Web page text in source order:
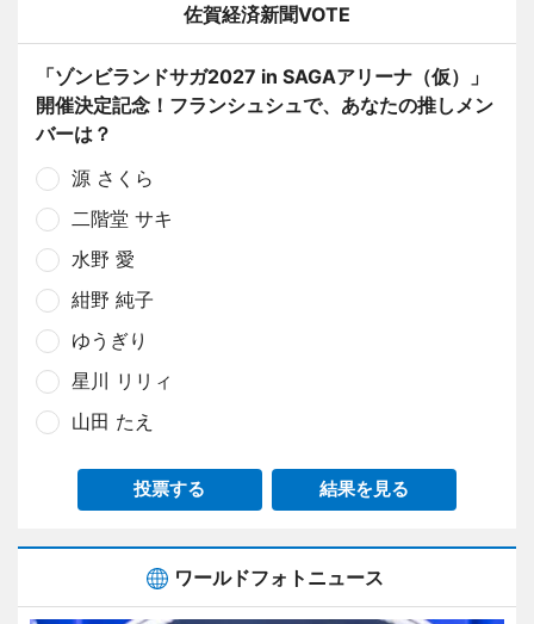
佐賀経済新聞VOTE
「ゾンビランドサガ2027 in SAGAアリーナ（仮）」
開催決定記念！フランシュシュで、あなたの推しメン
バーは？
源 さくら
二階堂 サキ
水野 愛
紺野 純子
ゆうぎり
星川 リリィ
山田 たえ
投票する 結果を見る
ワールドフォトニュース